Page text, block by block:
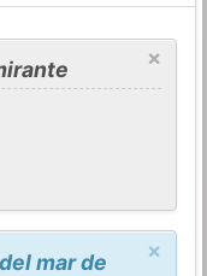
×
×
mar de